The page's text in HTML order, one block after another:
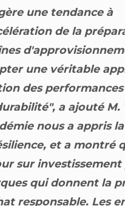
une tendance à
de la
une véritable
des
a ajouté M.
nous a appris
et a montré
sur investissement
qui donnent la
responsable. Les